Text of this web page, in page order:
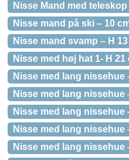
Nisse Mand med
Nisse mand på ski – 10
Nisse mand svamp – H
Nisse med høj hat 1- H
Nisse med lang nissehue
Nisse med lang
Nisse med lang nissehue
Nisse med lang
Nisse med lang nissehue